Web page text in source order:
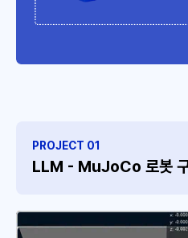
PROJECT 01
LLM - MuJoCo 로봇